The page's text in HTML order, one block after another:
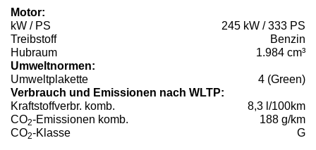
Motor:
kW / PS
245 kW / 333 PS
Treibstoff
Benzin
Hubraum
1.984 cm³
Umweltnormen:
Umweltplakette
4 (Green)
Verbrauch und Emissionen nach WLTP:
Kraftstoffverbr. komb.
8,3 l/100km
CO2-Emissionen komb.
188 g/km
CO2-Klasse G